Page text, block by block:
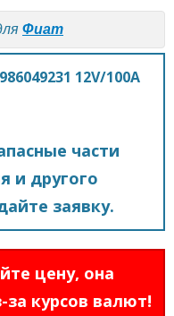
Фиат
12V/100A
части
и другого
заявку.
цену, она
курсов валют!